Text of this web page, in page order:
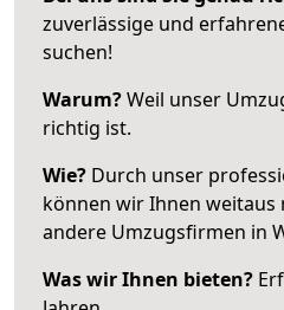
zuverlässige und
suchen!
Warum?Weil unser
richtig ist.
Wie? Durch unser
können wir Ihnen weitaus
andere Umzugsfirmen in
Was wir Ihnen bieten?